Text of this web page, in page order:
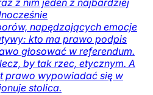
z nim jeden z najbardziej
napędzających emocje
kto ma prawo podpis
głosować w referendum.
by tak rzec, etycznym. A
prawo wypowiadać się w
stolica.